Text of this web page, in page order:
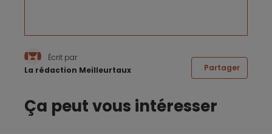
Écrit par
La rédaction Meilleurtaux
Partager
Ça peut vous intéresser